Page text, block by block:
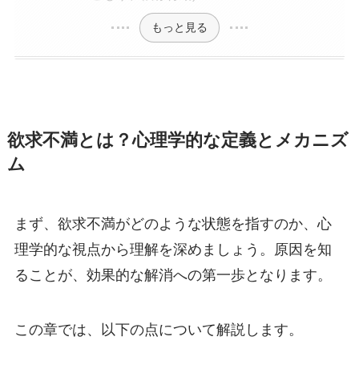
もっと見る
欲求不満とは？心理学的な定義とメカニズ
ム
まず、欲求不満がどのような状態を指すのか、心
理学的な視点から理解を深めましょう。原因を知
ることが、効果的な解消への第一歩となります。
この章では、以下の点について解説します。